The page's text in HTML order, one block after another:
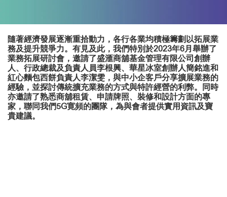
隨著經濟發展逐漸重拾動力，各行各業均積極籌劃以拓展業
務及提升競爭力。有見及此，我們特別於2023年6月舉辦了
業務拓展研討會，邀請了盛滙商舖基金管理有限公司創辦
人、行政總裁及負責人員李根興、華星冰室創辦人簡銘進和
紅心麵包西餅負責人李潔雯，與中小企客戶分享擴展業務的
經驗，並探討傳統擴充業務的方式與特許經營的利弊。同時
亦邀請了熟悉商舖租賃、申請牌照、裝修和設計方面的專
家，聯同我們5G寛頻的團隊，為與會者提供實用資訊及寶
貴建議。